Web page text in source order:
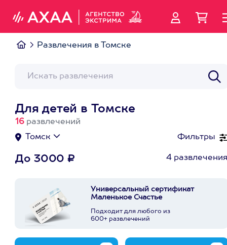
Развлечения в Томске
Для детей в Томске
16 развлечений
Фильтры
Томск
До 3000 ₽ 4
Универсальный сертификат
Маленькое Счастье
Подходит для любого из
600+ развлечений